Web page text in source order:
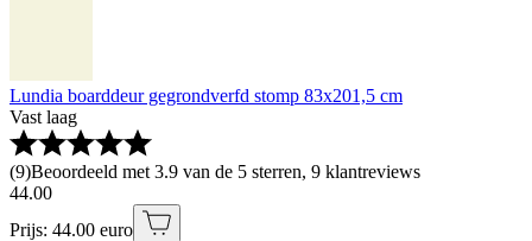
Lundia boarddeur gegrondverfd stomp 83x201,5 cm
Vast laag
(9)Beoordeeld met 3.9 van de 5 sterren, 9 klantreviews
44.00
Prijs: 44.00 euro